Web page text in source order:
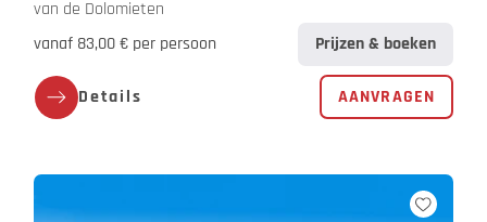
van de Dolomieten
vanaf 83,00 € per persoon
Prijzen & boeken
Details AANVRAGEN